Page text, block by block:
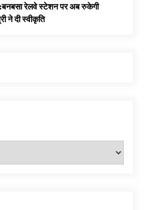
रेलवे स्टेशन पर अब रुकेगी
ने दी स्वीकृति